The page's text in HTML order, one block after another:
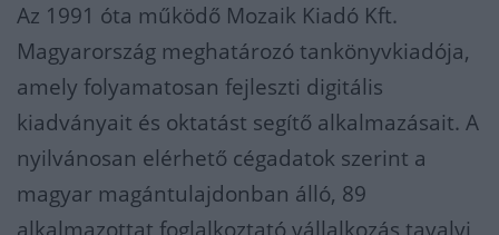
Az 1991 óta működő Mozaik Kiadó Kft.
Magyarország meghatározó tankönyvkiadója,
amely folyamatosan fejleszti digitális
kiadványait és oktatást segítő alkalmazásait. A
nyilvánosan elérhető cégadatok szerint a
magyar magántulajdonban álló, 89